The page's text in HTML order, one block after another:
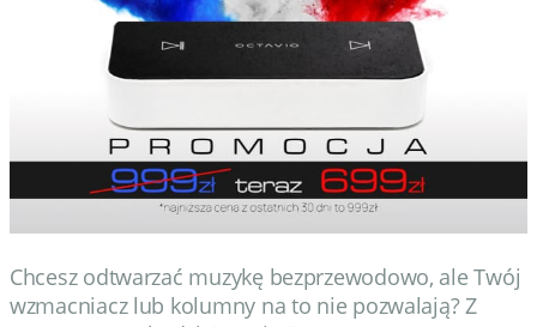
Chcesz odtwarzać muzykę bezprzewodowo, ale Twój
wzmacniacz lub kolumny na to nie pozwalają? Z